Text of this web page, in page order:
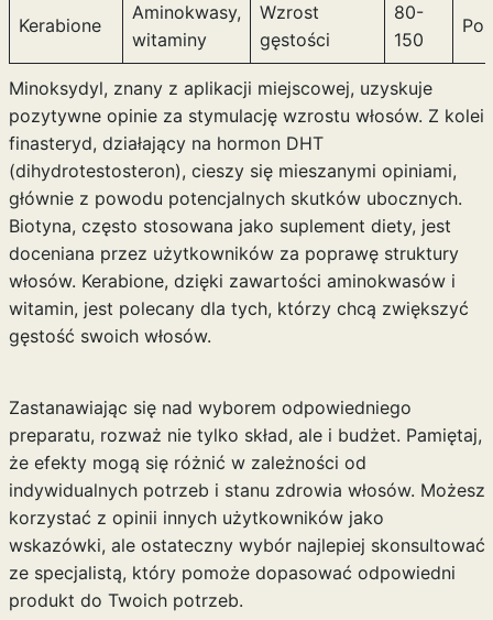
Kerabione
Aminokwasy,
witaminy
Wzrost
gęstości
80-
150
Minoksydyl, znany z aplikacji miejscowej, uzyskuje
pozytywne opinie za stymulację wzrostu włosów. Z kolei
finasteryd, działający na hormon DHT
(dihydrotestosteron), cieszy się mieszanymi opiniami,
głównie z powodu potencjalnych skutków ubocznych.
Biotyna, często stosowana jako suplement diety, jest
doceniana przez użytkowników za poprawę struktury
włosów. Kerabione, dzięki zawartości aminokwasów i
witamin, jest polecany dla tych, którzy chcą zwiększyć
gęstość swoich włosów.
Zastanawiając się nad wyborem odpowiedniego
preparatu, rozważ nie tylko skład, ale i budżet. Pamiętaj,
że efekty mogą się różnić w zależności od
indywidualnych potrzeb i stanu zdrowia włosów. Możesz
korzystać z opinii innych użytkowników jako
wskazówki, ale ostateczny wybór najlepiej skonsultować
ze specjalistą, który pomoże dopasować odpowiedni
produkt do Twoich potrzeb.